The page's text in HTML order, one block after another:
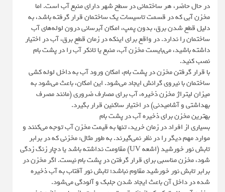
در حال حاضر، هر ساختمانی در سطح شهر دارای منبع آب است. اما
مخزن آبی که در قسمت تاسیسات یک ساختمان قرار گرفته باشد، به
دلیل قطع شدن برق، بدون پمپ، امکان آبرسانی درون لوله‌های آب
ساختمان را ندارد. در واقع برای اینکه در زمان قطع برق، آب در اختیار
داشته باشید، می‌بایست مخزن آب، منبع یا تانکر آب را در پشت بام
نصب کنید.
با قرار گرفتن مخزن در پشت بام، امکان ورود آب به داخل لوله کشی
ساختمان با نیروی گرانش ایجاد می‌شود. این امکان، باعث می‌شود به
میزان لیتراژ مخزن ذخیره، آب برای مصارف ضروری (مانند مصرف
بهداشتی و آشامیدنی) در اختیار ساکنین قرار بگیرد.
بهترین مخزن برای ذخیره آب در پشت بام
بسیاری از افراد در زمان خرید، تنها به قیمت مخزن آب توجه می‌کنند و
موارد مهم دیگر را در نظر نمی‌گیرند. به طور مثال: مخزنی که در برابر
تابش نور خورشید (اشعه UV) مقاومت نداشته باشد یا دچار زنگ زدگی
شود، مخزن مناسبی برای قرار گرفتن در پشت بام نیست. اگر مخزن در
برابر تابش نور خورشید مقاوم نباشد؛ تابش نور آفتاب به آب ذخیره
شده در داخل آن باعث ایجاد شدن جلبک و آلودگی می‌شود.